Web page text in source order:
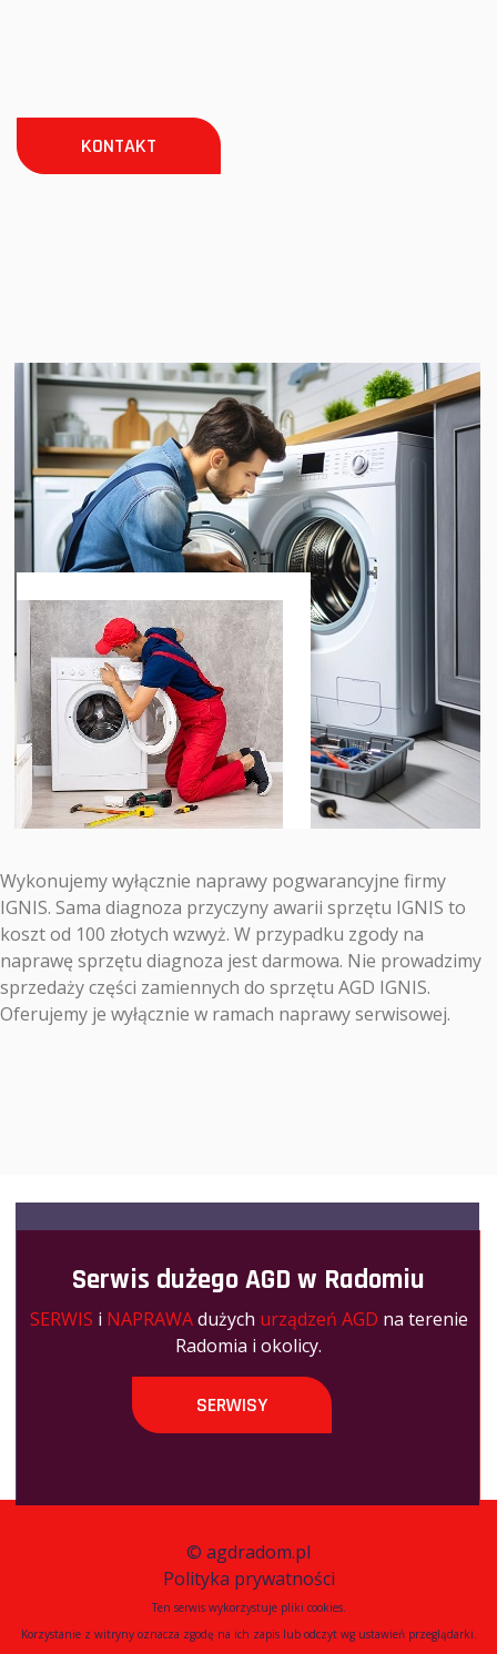
KONTAKT
Wykonujemy wyłącznie naprawy pogwarancyjne firmy
IGNIS. Sama diagnoza przyczyny awarii sprzętu IGNIS to
koszt od 100 złotych wzwyż. W przypadku zgody na
naprawę sprzętu diagnoza jest darmowa. Nie prowadzimy
sprzedaży części zamiennych do sprzętu AGD IGNIS.
Oferujemy je wyłącznie w ramach naprawy serwisowej.
Serwis dużego AGD w Radomiu
SERWIS i NAPRAWAdużych urządzeń AGD na terenie
Radomia i okolicy.
SERWISY
© agdradom.pl
Polityka prywatności
Ten serwis wykorzystuje pliki cookies.
Korzystanie z witryny oznacza zgodę na ich zapis lub odczyt wg ustawień przeglądarki.